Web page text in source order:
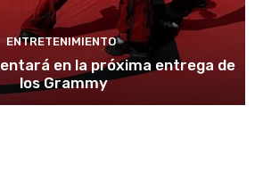
ENTRETENIMIENTO
en la próxima entrega de
los Grammy